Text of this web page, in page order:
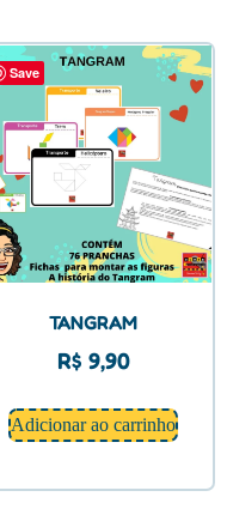
Save
TANGRAM
R$ 9,90
Adicionar ao carrinho